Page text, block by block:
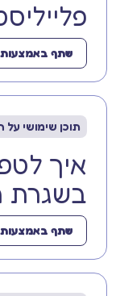
שתף באמצעות
תוכן שימושי על
איך
בשגרת
שתף באמצעות